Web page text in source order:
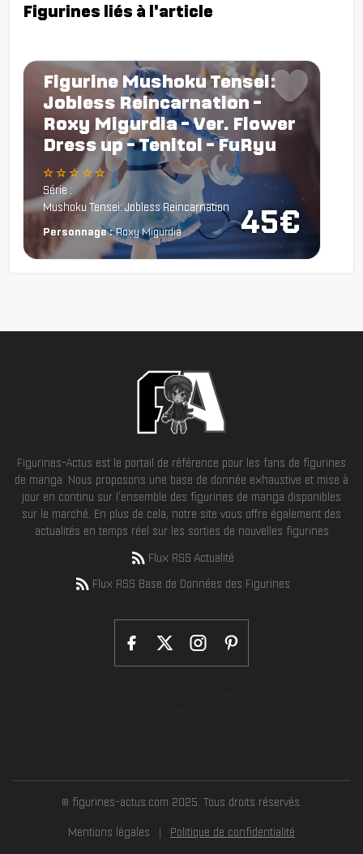
Figurines liés à l'article
45€
Figurine Mushoku Tensei:
Jobless Reincarnation -
Roxy Migurdia - Ver. Flower
Dress up - Tenitol - FuRyu
☆ ☆ ☆ ☆ ☆
Série :
Mushoku Tensei: Jobless Reincarnation
Personnage : Roxy Migurdia
Figurines-Actus est le portail de référence pour les fans de figurines
de manga. Nous proposons une base de donnée exhaustive et mise à
jour en continu sur l'ensemble des figurines de manga disponibles
sur le marché. En plus de cela, notre site vous offre également des
actualités en temps réel sur les sorties de nouvelles figurines
Flux RSS Actualité
Flux RSS Base de Données des Figurines
© figurines-actus.com 2025. Tous droits réservés.
Mentions légales | Politique de confidentialité